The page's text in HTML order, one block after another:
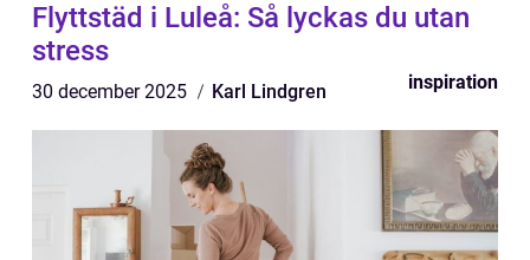
Flyttstäd i Luleå: Så lyckas du utan
stress
30 december 2025 Karl Lindgren inspiration